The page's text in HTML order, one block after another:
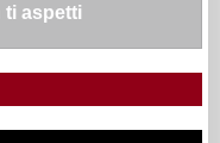
ti aspetti